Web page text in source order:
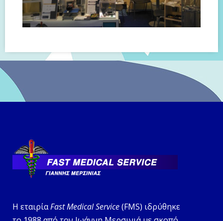
Η εταιρίαFast Medical Service(FMS) ιδρύθηκε